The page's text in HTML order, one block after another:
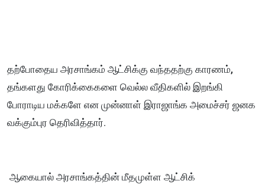
தற்போதைய அரசாங்கம் ஆட்சிக்கு வந்ததற்கு காரணம்,
தங்களது கோரிக்கைகளை வெல்ல வீதிகளில் இறங்கி
போராடிய மக்களே என முன்னாள் இராஜாங்க அமைச்சர் ஜனக
வக்கும்புர தெரிவித்தார்.
ஆகையால் அரசாங்கத்தின் மீதமுள்ள ஆட்சிக்